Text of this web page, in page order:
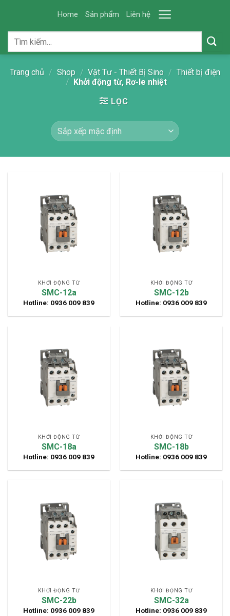
content
Home Sản phẩm Liên hệ
Tìm
Trang chủ / Shop / Vật Tư - Thiết Bị Sino / Thiết bị điện
/ Khởi động từ, Rơ-le nhiệt
LỌC
KHỞI ĐỘNG TỪ
SMC-12a
Hotline: 0936 009 839
KHỞI ĐỘNG TỪ
SMC-12b
Hotline: 0936 009 839
KHỞI ĐỘNG TỪ
SMC-18a
Hotline: 0936 009 839
KHỞI ĐỘNG TỪ
SMC-18b
Hotline: 0936 009 839
KHỞI ĐỘNG TỪ
SMC-22b
Hotline: 0936 009 839
KHỞI ĐỘNG TỪ
SMC-32a
Hotline: 0936 009 839